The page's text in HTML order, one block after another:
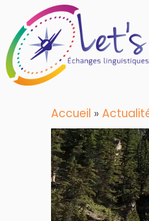
content
Accueil »